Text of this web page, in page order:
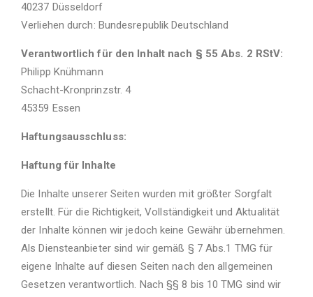
40237 Düsseldorf
Verliehen durch: Bundesrepublik Deutschland
Verantwortlich für den Inhalt nach § 55 Abs. 2 RStV:
Philipp Knühmann
Schacht-Kronprinzstr. 4
45359 Essen
Haftungsausschluss:
Haftung für Inhalte
Die Inhalte unserer Seiten wurden mit größter Sorgfalt
erstellt. Für die Richtigkeit, Vollständigkeit und Aktualität
der Inhalte können wir jedoch keine Gewähr übernehmen.
Als Diensteanbieter sind wir gemäß § 7 Abs.1 TMG für
eigene Inhalte auf diesen Seiten nach den allgemeinen
Gesetzen verantwortlich. Nach §§ 8 bis 10 TMG sind wir